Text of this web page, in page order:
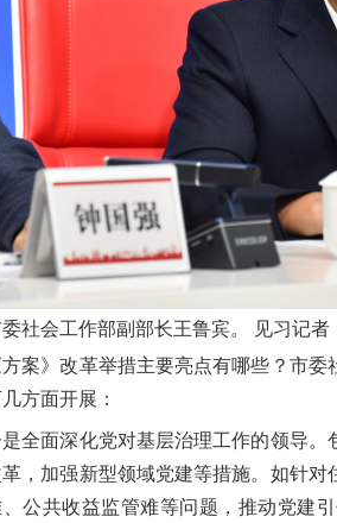
社会工作部副部长王鲁宾。 见习记
方案》改革举措主要亮点有哪些？市委
方面开展：
全面深化党对基层治理工作的领导。
，加强新型领域党建等措施。如针对
公共收益监管难等问题，推动党建